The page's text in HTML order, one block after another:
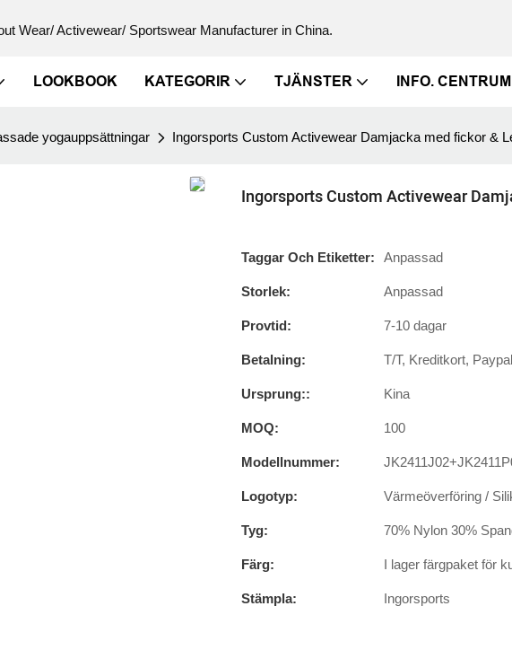
Wear/ Activewear/ Sportswear Manufacturer in China.
LOOKBOOK KATEGORIR TJÄNSTER INFO. CENTRUM
yogauppsättningar Ingorsports Custom Activewear Damjacka med fickor &
Ingorsports Custom Activewear
Taggar Och Etiketter: Anpassad
Storlek: Anpassad
Provtid: 7-10 dagar
Betalning: T/T, Kreditkort, Paypal
Ursprung:: Kina
MOQ: 100
Modellnummer:
Logotyp: Värmeöverföring /
Tyg: 70% Nylon 30%
Färg: I lager färgpaket för
Stämpla: Ingorsports